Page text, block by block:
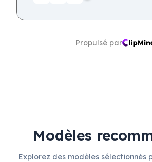
Propulsé par
Modèles
Explorez des modèles sélectionnés